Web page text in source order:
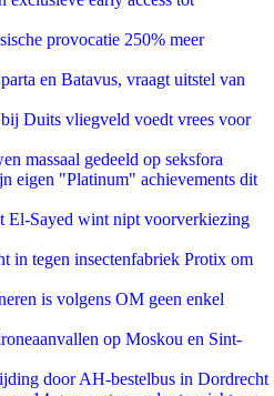
provocatie 250% meer
en Batavus, vraagt uitstel van
Duits vliegveld voedt vrees voor
massaal gedeeld op seksfora
eigen "Platinum" achievements dit
El-Sayed wint nipt voorverkiezing
in tegen insectenfabriek Protix om
is volgens OM geen enkel
op Moskou en Sint-
door AH-bestelbus in Dordrecht